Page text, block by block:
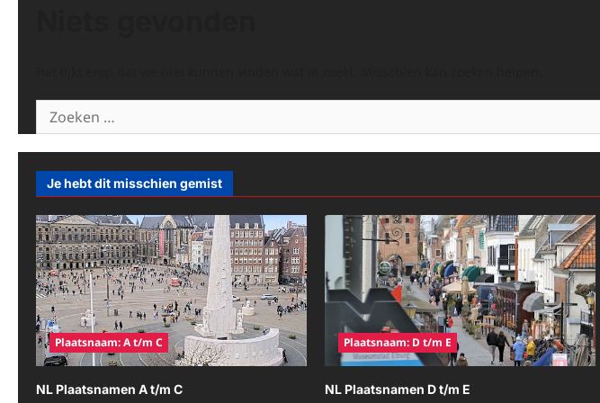
Zoeken
naar:
Je hebt dit misschien gemist
Plaatsnaam: A t/m C
NL Plaatsnamen A t/m C
Plaatsnaam: D t/m E
NL Plaatsnamen D t/m E